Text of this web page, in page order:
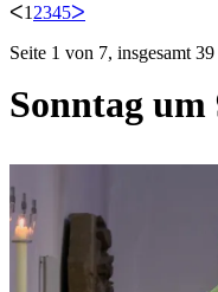
ᐸ1 2345ᐳ
Seite 1 von 7, insgesamt
Sonntag